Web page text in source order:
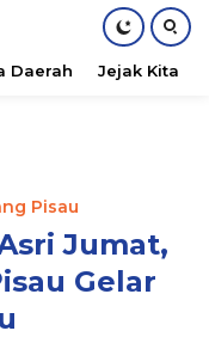
Daerah Jejak Kita
Pisau
Jumat,
Gelar